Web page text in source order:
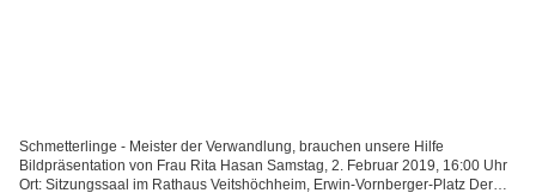
Schmetterlinge - Meister der Verwandlung, brauchen unsere Hilfe
Bildpräsentation von Frau Rita Hasan Samstag, 2. Februar 2019, 16:00 Uhr
Ort: Sitzungssaal im Rathaus Veitshöchheim, Erwin-Vornberger-Platz Der